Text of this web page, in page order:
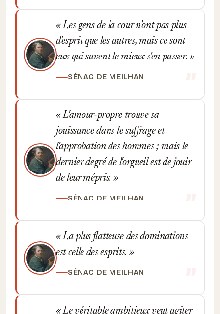
Les gens de la cour n'ont pas plus
d'esprit que les autres, mais ce sont
eux qui savent le mieux s'en passer.
SÉNAC DE MEILHAN
L'amour-propre trouve sa
jouissance dans le suffrage et
l'approbation des hommes ; mais le
dernier degré de l'orgueil est de jouir
de leur mépris.
SÉNAC DE MEILHAN
La plus flatteuse des dominations
est celle des esprits.
SÉNAC DE MEILHAN
Le véritable ambitieux veut agiter